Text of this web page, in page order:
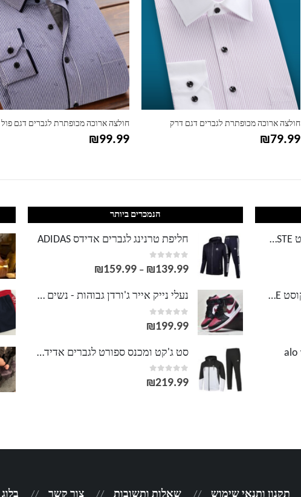
חולצה ארוכה מכופתרת לגברים דגם דרק
₪79.99
חולצה ארוכה מכופתרת לגברים דגם פול
₪99.99
משקפי שמש מרובעות לקוסט LACOSTE
משקפי שמש נשים גברים לקוסט LACOSTE
הנמכרים ביותר
חליפת טרנינג לגברים אדידס ADIDAS
0
out of 5
₪139.99
–
₪159.99
טווח
נעלי נייק אייר ג'ורדן גבוהות - נשים גברים NIKE AIR JORDAN
0
out of 5
₪199.99
סט ג'קט ומכנס ספורט לגברים אדידס ADIDAS
0
out of 5
₪219.99
תקנון ותנאי שימוש שאלות ותשובות צור קשר בלוג